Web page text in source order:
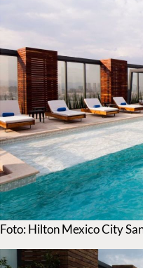
Foto: Hilton Mexico City